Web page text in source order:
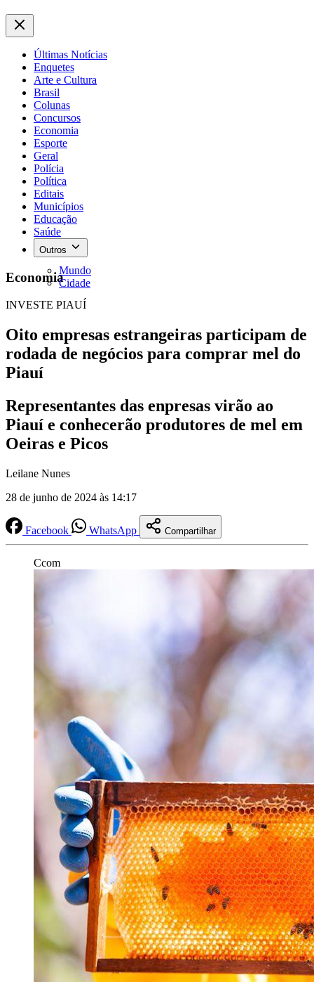
Últimas Notícias
Enquetes
Arte e Cultura
Brasil
Colunas
Concursos
Economia
Esporte
Geral
Polícia
Política
Editais
Municípios
Educação
Saúde
Outros
Mundo
Cidade
Economia
INVESTE PIAUÍ
Oito empresas estrangeiras participam de
rodada de negócios para comprar mel do
Piauí
Representantes das enpresas virão ao
Piauí e conhecerão produtores de mel em
Oeiras e Picos
Leilane Nunes
28 de junho de 2024 às 14:17
Facebook WhatsApp Compartilhar
Ccom